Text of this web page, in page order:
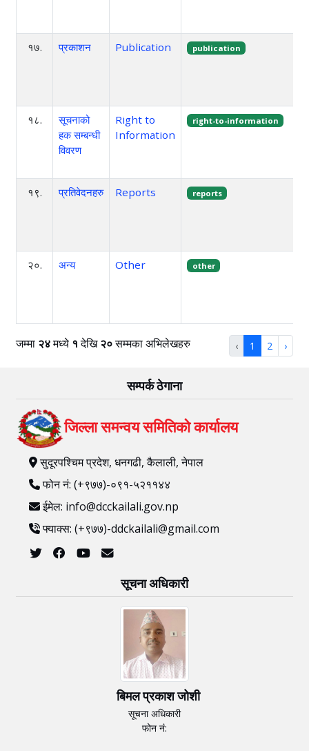
१७. प्रकाशन Publication publication
१८.
सूचनाको
हक सम्बन्धी
विवरण
Right to
Information
right-to-information
१९. प्रतिवेदनहरु Reports reports
२०. अन्य Other other
जम्मा २४मध्ये १देखि२०सम्मका अभिलेखहरु ‹ 1 2 ›
सम्पर्क ठेगाना
जिल्ला समन्वय समितिको कार्यालय
सुदूरपश्चिम प्रदेश, धनगढी, कैलाली, नेपाल
फोन नं: (+९७७)-०९१-५२११४४
ईमेल: info@dcckailali.gov.np
फ्याक्स: (+९७७)-ddckailali@gmail.com
सूचना अधिकारी
बिमल प्रकाश जोशी
सूचना अधिकारी
फोन नं: